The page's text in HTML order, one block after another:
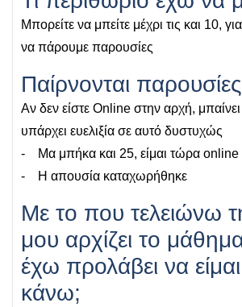
Μπορείτε να μπείτε μέχρι τις και 10,
να πάρουμε παρουσίες
Παίρνονται
Αν δεν είστε Online στην αρχή,
υπάρχει ευελιξία σε αυτό δυστυχώς
- Μα μπήκα και 25, είμαι τώρα online
- Η απουσία καταχωρήθηκε
Με το που τελειώνω
μου αρχίζει το
έχω προλάβει να είμαι
κάνω;